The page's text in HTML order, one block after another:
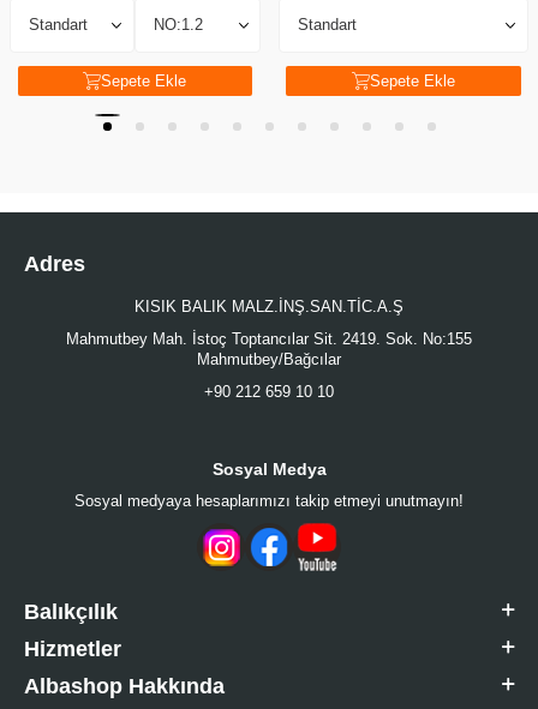
Sepete Ekle Sepete Ekle
Adres
KISIK BALIK MALZ.İNŞ.SAN.TİC.A.Ş
Mahmutbey Mah. İstoç Toptancılar Sit. 2419. Sok. No:155
Mahmutbey/Bağcılar
+90 212 659 10 10
Sosyal Medya
Sosyal medyaya hesaplarımızı takip etmeyi unutmayın!
Balıkçılık
Hizmetler
Albashop Hakkında